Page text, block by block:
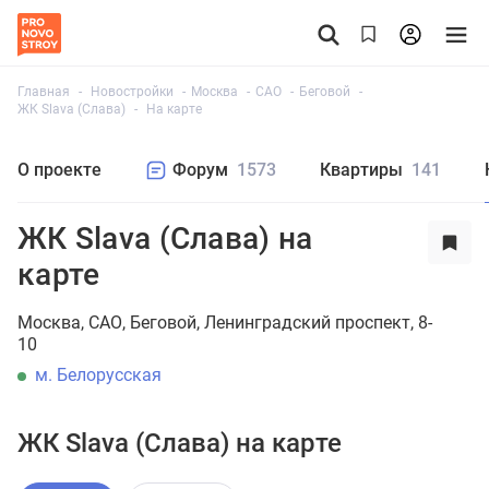
Главная Новостройки Москва САО
Беговой
ЖК Slava (Слава)
На карте
О проекте Форум 1573 Квартиры 141
ЖК Slava (Слава) на
карте
Москва САО Беговой Ленинградский проспект, 8-
10
м. Белорусская
ЖК Slava (Слава) на карте